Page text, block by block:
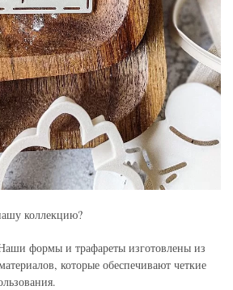
коллекцию?
формы и трафареты изготовлены из
которые обеспечивают четкие